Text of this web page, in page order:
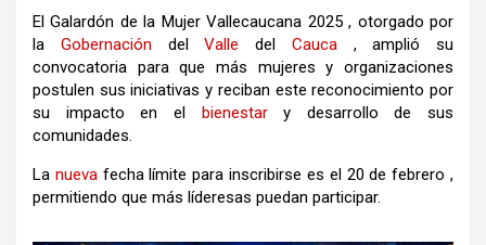
El Galardón de la Mujer Vallecaucana 2025 , otorgado por
la Gobernación delValle del Cauca, amplió su
convocatoria para que más mujeres y organizaciones
postulen sus iniciativas y reciban este reconocimiento por
su impacto en el bienestary desarrollo de sus
comunidades.
La nuevafecha límite para inscribirse es el 20 de febrero ,
permitiendo que más líderesas puedan participar.